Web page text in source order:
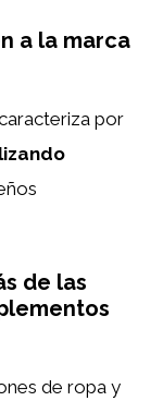
a la marca
por
de las
de ropa y